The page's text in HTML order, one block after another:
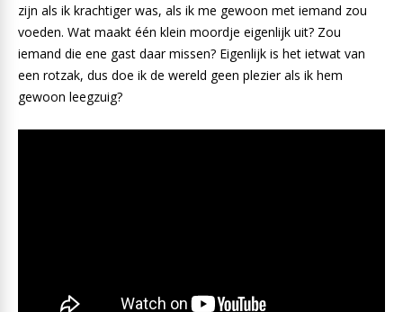
zijn als ik krachtiger was, als ik me gewoon met iemand zou
voeden. Wat maakt één klein moordje eigenlijk uit? Zou
iemand die ene gast daar missen? Eigenlijk is het ietwat van
een rotzak, dus doe ik de wereld geen plezier als ik hem
gewoon leegzuig?